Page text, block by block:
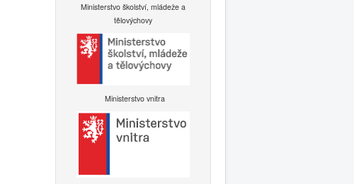
Ministerstvo školství, mládeže a
tělovýchovy
Ministerstvo vnitra